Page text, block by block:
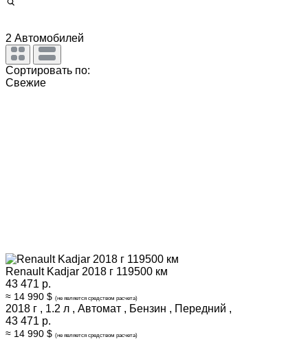
2 Автомобилей
Сортировать по:
Свежие
Renault Kadjar 2018 г 119500 км
43 471 р.
≈ 14 990 $ (не является средством расчета)
2018 г , 1.2 л , Автомат , Бензин , Передний ,
43 471 р.
≈ 14 990 $ (не является средством расчета)